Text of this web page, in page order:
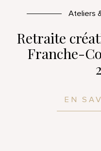
Ateliers
Retraite
Franche-
EN